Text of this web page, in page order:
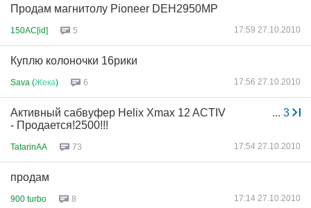
Продам магнитолу Pioneer DEH2950MP
150AC[id] 5 17:59 27.10.2010
Куплю колоночки 16рики
Sava (Жека) 6 17:56 27.10.2010
... 3
Активный сабвуфер Helix Xmax 12 ACTIV
- Продается!2500!!!
TatarinAA 73 17:54 27.10.2010
продам
900 turbo 8 17:14 27.10.2010